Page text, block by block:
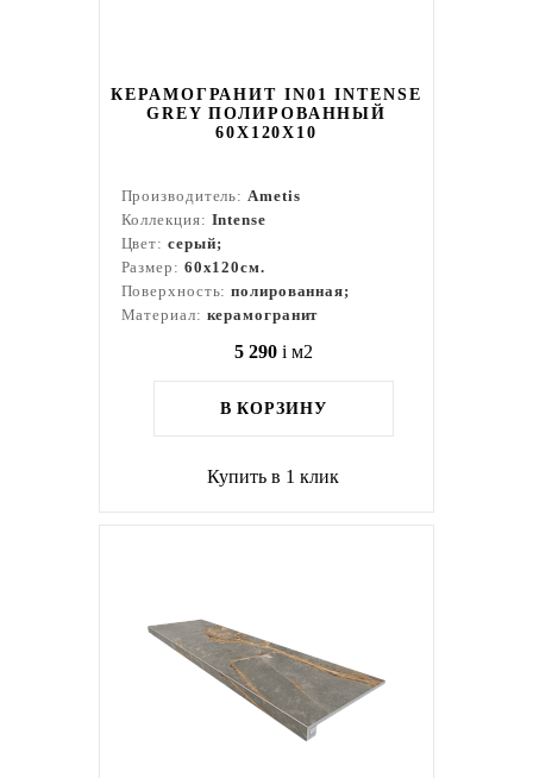
КЕРАМОГРАНИТ IN01 INTENSE
GREY ПОЛИРОВАННЫЙ
60X120Х10
Производитель:Ametis
Коллекция: Intense
Цвет: серый;
Размер: 60x120см.
Поверхность:полированная;
Материал: керамогранит
5 290 i м2
В КОРЗИНУ
Купить в 1 клик